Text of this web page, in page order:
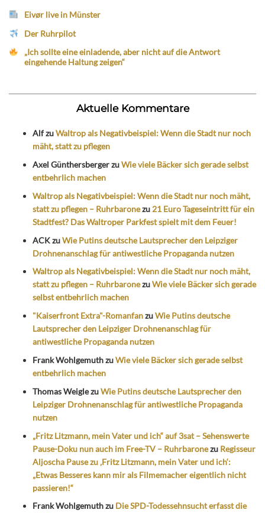
Eivør live in Münster
Der Ruhrpilot
„Ich sollte eine einladende, aber nicht auf die Antwort
eingehende Haltung zeigen“
Aktuelle Kommentare
AlfzuWaltrop als Negativbeispiel: Wenn die Stadt nur noch
mäht, statt zu pflegen
Axel GünthersbergerzuWie viele Bäcker sich gerade selbst
entbehrlich machen
Waltrop als Negativbeispiel: Wenn die Stadt nur noch mäht,
statt zu pflegen – Ruhrbaronezu 21 Euro Tageseintritt für ein
Stadtfest? Das Waltroper Parkfest spielt mit dem Feuer!
ACKzuWie Putins deutsche Lautsprecher den Leipziger
Drohnenanschlag für antiwestliche Propaganda nutzen
Waltrop als Negativbeispiel: Wenn die Stadt nur noch mäht,
statt zu pflegen – RuhrbaronezuWie viele Bäcker sich gerade
selbst entbehrlich machen
"Kaiserfront Extra"-RomanfanzuWie Putins deutsche
Lautsprecher den Leipziger Drohnenanschlag für
antiwestliche Propaganda nutzen
Frank WohlgemuthzuWie viele Bäcker sich gerade selbst
entbehrlich machen
Thomas WeiglezuWie Putins deutsche Lautsprecher den
Leipziger Drohnenanschlag für antiwestliche Propaganda
nutzen
„Fritz Litzmann, mein Vater und ich“ auf 3sat – Sehenswerte
Pause-Doku nun auch im Free-TV – Ruhrbaronezu Regisseur
Aljoscha Pause zu ‚Fritz Litzmann, mein Vater und ich‘:
„Etwas Besseres kann mir als Filmemacher eigentlich nicht
passieren!“
Frank Wohlgemuthzu Die SPD-Todessehnsucht erfasst die